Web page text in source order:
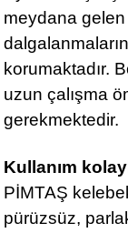
meydana gelen
korumaktadır.
uzun çalışma
gerekmektedir.
Kullanım
PİMTAŞ
pürüzsüz,